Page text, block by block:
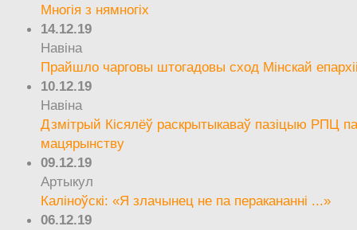
Многія з нямногіх
14.12.19
Навіна
Прайшло чарговы штогадовы сход Мінскай
10.12.19
Навіна
Дзмітрый Кісялёў раскрытыкаваў пазіцыю РПЦ
мацярынству
09.12.19
Артыкул
Каліноўскі: «Я злачынец не па перакананні ...»
06.12.19